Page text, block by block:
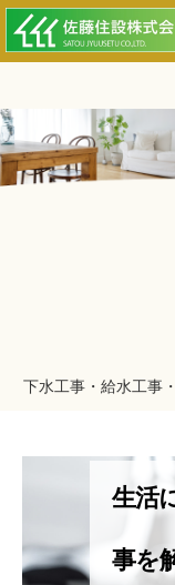
下水工事・給水工事
生活
『
事を